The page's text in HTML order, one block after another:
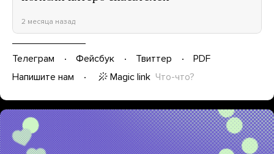
2 месяца назад
Телеграм Фейсбук Твиттер
PDF
Напишите нам
Magic link Что-что?